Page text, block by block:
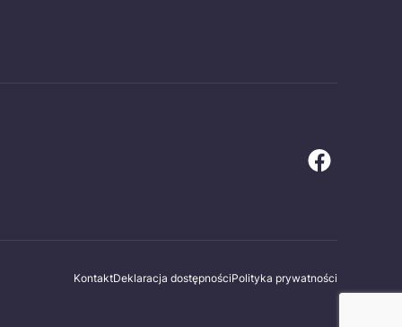
KontaktDeklaracja dostępnościPolityka prywatności